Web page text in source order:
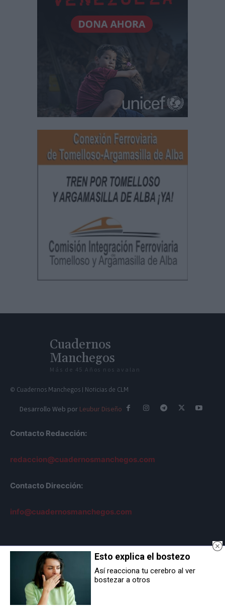
Cuadernos
Manchegos
Más de 45 Años nos avalan
© Cuadernos Manchegos | Noticias de CLM
Desarrollo Web por Leubur Diseño
Contacto Redacción:
redaccion@cuadernosmanchegos.com
Contacto Dirección:
info@cuadernosmanchegos.com
Sobre Nosotros
AVISO LEGAL
POLÍTICA DE COOKIES
Esto explica el bostezo
Así reacciona tu cerebro al ver
bostezar a otros